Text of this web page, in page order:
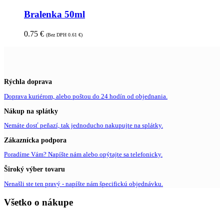
Bralenka 50ml
0.75 € (Bez DPH 0.61 €)
Rýchla doprava
Doprava kuriérom, alebo poštou do 24 hodín od objednania.
Nákup na splátky
Nemáte dosť peňazí, tak jednoducho nakupujte na splátky.
Zákaznícka podpora
Poradíme Vám? Napíšte nám alebo opýtajte sa telefonicky.
Široký výber tovaru
Nenašli ste ten pravý - napíšte nám špecifickú objednávku.
Všetko o nákupe